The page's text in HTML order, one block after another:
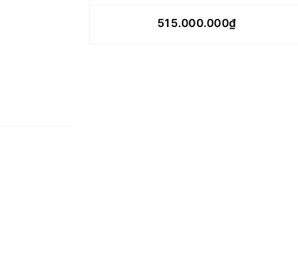
515.000.000₫
CHI TIẾT